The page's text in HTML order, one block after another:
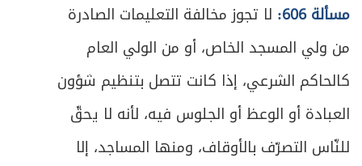
مسألة 606:
لا تجوز مخالفة التعليمات الصادرة
من ولي المسجد الخاص، أو من الولي العام
كالحاكم الشرعي، إذا كانت تتصل بتنظيم شؤون
العبادة أو الوعظ أو الجلوس فيه، لأنه لا يحقّ
للنّاس التصرّف بالأوقاف، ومنها المساجد، إلا